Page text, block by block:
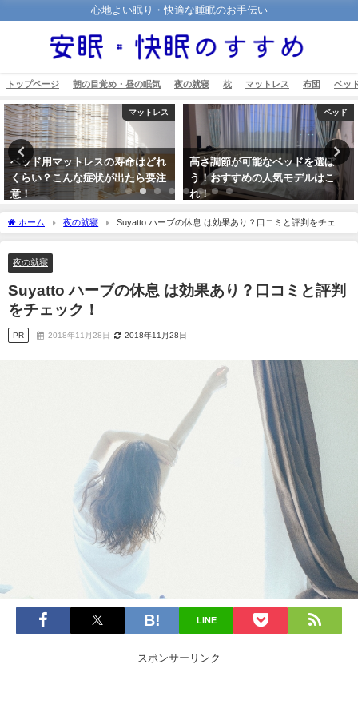
心地よい眠り・快適な睡眠のお手伝い
トップページ 朝の目覚め・昼の眠気 夜の就寝 枕 マットレス 布団 ベッ
マットレス
ベッド用マットレスの寿命はどれ
くらい？こんな症状が出たら要注
意！
ベッド
高さ調節が可能なベッドを選ぼ
う！おすすめの人気モデルはこ
れ！
ホーム 夜の就寝
Suyatto ハーブの休息 は効果あり？口コミと評判をチェッ
ク！
夜の就寝
Suyatto ハーブの休息 は効果あり？口コミと評判
をチェック！
PR 2018年11月28日 2018年11月28日
LINE
スポンサーリンク